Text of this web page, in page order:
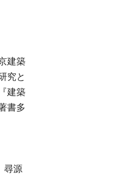
建築
究と
建築
書多
源